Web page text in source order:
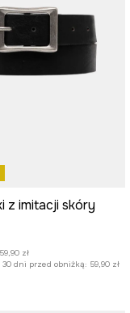
z imitacji skóry
59,90 zł
dni przed obniżką: 59,90 zł